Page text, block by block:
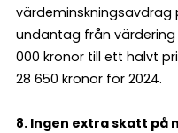
värdeminskningsavdrag
undantag från
000 kronor till ett halvt
28 650 kronor för 2024​.
8. Ingen extra skatt på